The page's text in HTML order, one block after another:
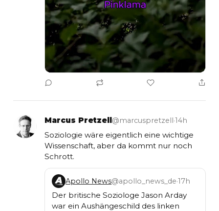
Video auf X ansehen
Marcus Pretzell @marcuspretzell·14h
Soziologie wäre eigentlich eine wichtige
Wissenschaft, aber da kommt nur noch
Schrott.
Apollo News@apollo_news_de·17h
Der britische Soziologe Jason Arday
war ein Aushängeschild des linken